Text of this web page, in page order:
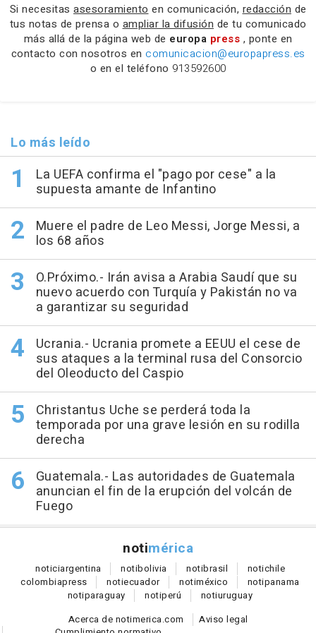
Si necesitas asesoramiento en comunicación, redacción de
tus notas de prensa o ampliar la difusión de tu comunicado
más allá de la página web de europa press , ponte en
contacto con nosotros en comunicacion@europapress.es
o en el teléfono 913592600
Lo más leído
La UEFA confirma el "pago por cese" a la
supuesta amante de Infantino
Muere el padre de Leo Messi, Jorge Messi, a
los 68 años
O.Próximo.- Irán avisa a Arabia Saudí que su
nuevo acuerdo con Turquía y Pakistán no va
a garantizar su seguridad
Ucrania.- Ucrania promete a EEUU el cese de
sus ataques a la terminal rusa del Consorcio
del Oleoducto del Caspio
Christantus Uche se perderá toda la
temporada por una grave lesión en su rodilla
derecha
Guatemala.- Las autoridades de Guatemala
anuncian el fin de la erupción del volcán de
Fuego
notimérica
noticiargentina notibolivia notibrasil notichile
colombiapress notiecuador notiméxico notipanama
notiparaguay notiperú notiuruguay
Acerca de notimerica.com
Aviso legal